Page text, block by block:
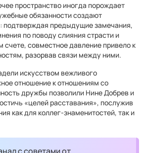
пространство иногда порождает
обязанности создают
подтверждая предыдущие замечания,
по поводу слияния страсти и
счете, совместное давление привело к
разорвав связи между ними.
искусством вежливого
отношение к отношениям со
дружбы позволили Нине Добрев и
«целей расставания», послужив
как для коллег-знаменитостей, так и